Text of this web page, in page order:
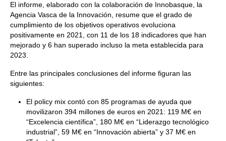
El informe, elaborado con la colaboración de Innobasque, la
Agencia Vasca de la Innovación, resume que el grado de
cumplimiento de los objetivos operativos evoluciona
positivamente en 2021, con 11 de los 18 indicadores que han
mejorado y 6 han superado incluso la meta establecida para
2023.
Entre las principales conclusiones del informe figuran las
siguientes:
El policy mix contó con 85 programas de ayuda que
movilizaron 394 millones de euros en 2021: 119 M€ en
“Excelencia científica”, 180 M€ en “Liderazgo tecnológico
industrial”, 59 M€ en “Innovación abierta” y 37 M€ en